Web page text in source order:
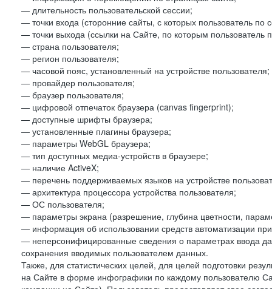
— длительность пользовательской сессии;
— точки входа (сторонние сайты, с которых пользователь по
— точки выхода (ссылки на Сайте, по которым пользователь
— страна пользователя;
— регион пользователя;
— часовой пояс, установленный на устройстве пользователя;
— провайдер пользователя;
— браузер пользователя;
— цифровой отпечаток браузера (canvas fingerprint);
— доступные шрифты браузера;
— установленные плагины браузера;
— параметры WebGL браузера;
— тип доступных медиа-устройств в браузере;
— наличие ActiveX;
— перечень поддерживаемых языков на устройстве
— архитектура процессора устройства пользователя;
— ОС пользователя;
— параметры экрана (разрешение, глубина цветности,
— информация об использовании средств автоматизации
— неперсонифицированные сведения о параметрах ввода
сохранения вводимых пользователем данных.
Также, для статистических целей, для целей подготовки
на Сайте в форме инфографики по каждому пользователю